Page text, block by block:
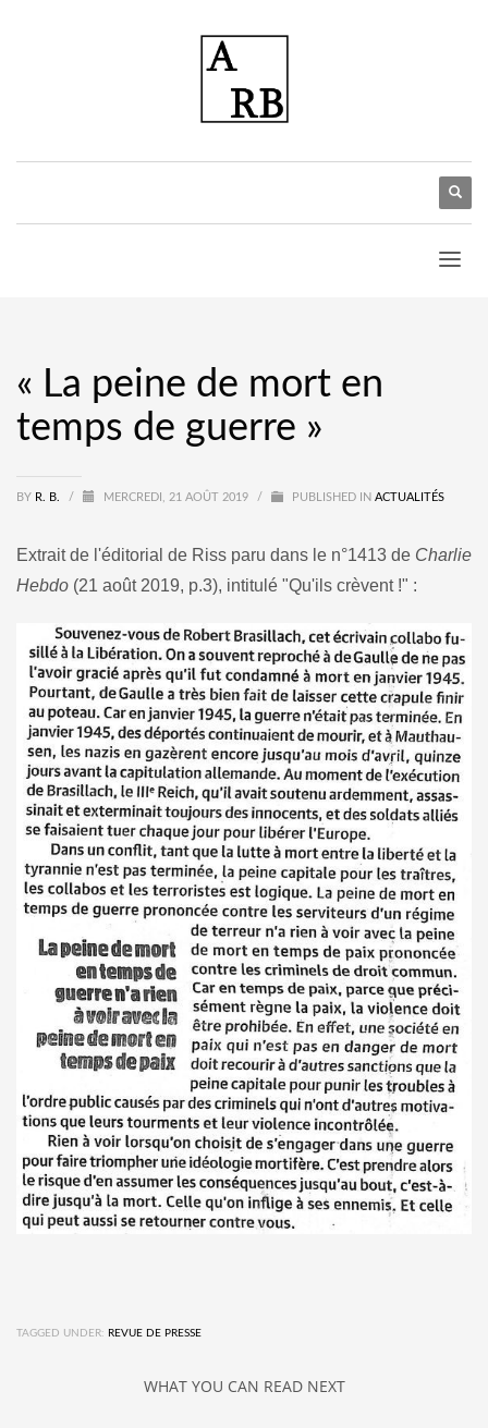
« La peine de mort en
temps de guerre »
BY R. B. / MERCREDI, 21 AOÛT 2019 / PUBLISHED IN ACTUALITÉS
Extrait de l'éditorial de Riss paru dans le n°1413 de Charlie
Hebdo (21 août 2019, p.3), intitulé "Qu'ils crèvent !" :
TAGGED UNDER: REVUE DE PRESSE
WHAT YOU CAN READ NEXT